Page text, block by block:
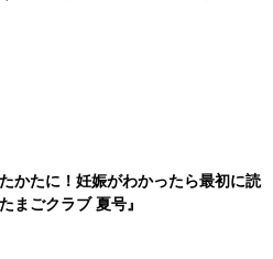
もと向き合うと、子どもの問題行
そう回答してしまうのではないか
わが子と同年代の子どもを見る機
なっていると推測しています。
や児童館に気軽に行けなくなる
接する機会が減っていることが影
やほかの子どもと触れ合う機会
間を全力で楽しみたい
かたに！妊娠がわかったら最初に読
まごクラブ 夏号』